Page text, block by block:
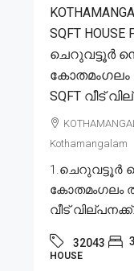
SQFT HOUSE
ചെറുവട്ടൂർ
കോതമംഗലം
SQFT വീട്
Kothamangalam
1.ചെറുവട്ടൂർ
കോതമംഗലം
വീട്
32043 3
HOUSE